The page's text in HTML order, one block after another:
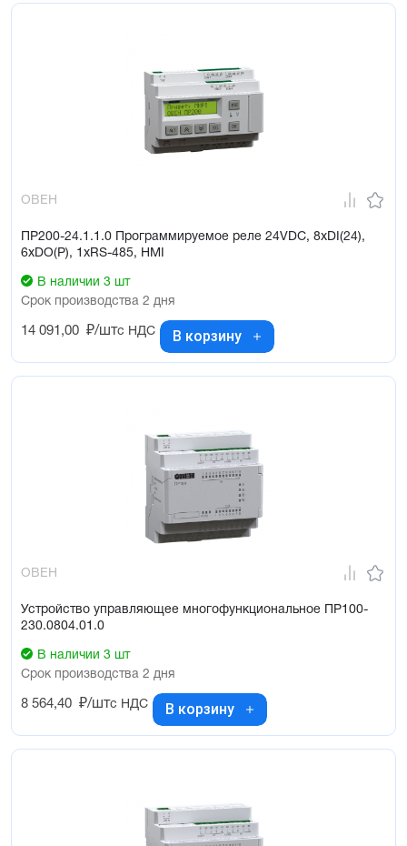
ОВЕН
ПР200-24.1.1.0 Программируемое реле 24VDC, 8xDI(24),
6xDO(Р), 1xRS-485, HMI
В наличии 3 шт
Срок производства 2 дня
14 091,00 ₽/штс НДС В корзину
ОВЕН
Устройство управляющее многофункциональное ПР100-
230.0804.01.0
В наличии 3 шт
Срок производства 2 дня
8 564,40 ₽/штс НДС В корзину